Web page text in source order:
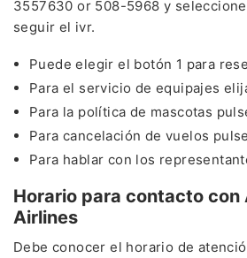
3557630 or 508-5968 y
seguir el ivr.
Puede elegir el botón 1 para
Para el servicio de equipajes
Para la política de mascotas
Para cancelación de vuelos
Para hablar con los
Horario para contacto con
Airlines
Debe conocer el horario de